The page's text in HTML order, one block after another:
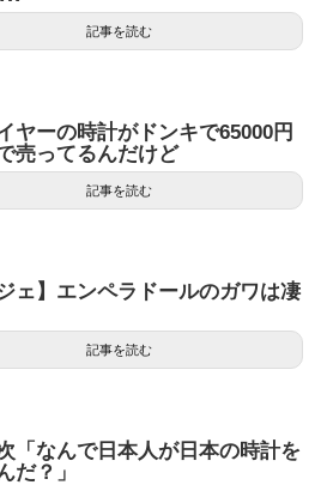
記事を読む
ヤーの時計がドンキで65000円
売ってるんだけど
記事を読む
ェ】エンペラドールのガワは凄
記事を読む
「なんで日本人が日本の時計を
だ？」